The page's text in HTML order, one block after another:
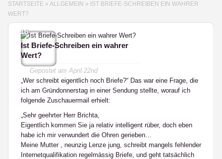
STARTSEITE » ALLGEMEIN » IST BRIEFE-SCHREIBEN EIN WAHRER
WERT?
16
Ist Briefe-Schreiben ein wahrer
Wert?
Gepostet amApril 22nd
„Wer schreibt eigentlich noch Briefe?“ Das war eine Frage, die
ich am Gründonnerstag in einer Sendung stellte, worauf ich
folgende Zuschauermail erhielt:
„Sehr geehrter Herr Brichta,
Eigentlich kommen Sie ja relativ intelligent rüber, doch eben
habe ich mir verwundert die Ohren gerieben…
Meine Mutter , neunzig Lenze jung, schreibt mangels fehlender
Internetqualifikation regelmässig Briefe, und geht tatsächlich